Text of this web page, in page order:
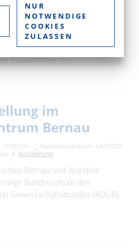
17:00 Uhr
Museum im Steintor
wurde 1882 als das "erste
Welt eröffnet. Kern der
Rüstkammer im …
im
Bernau
17:00 Uhr
Besucherzentrum UNESCO-
Ausstellung
Bernau und Wandlitz
Bundesschule des
Gewerkschaftsbundes (ADGB).
NUR
NOTWENDIGE
COOKIES
ZULASSEN